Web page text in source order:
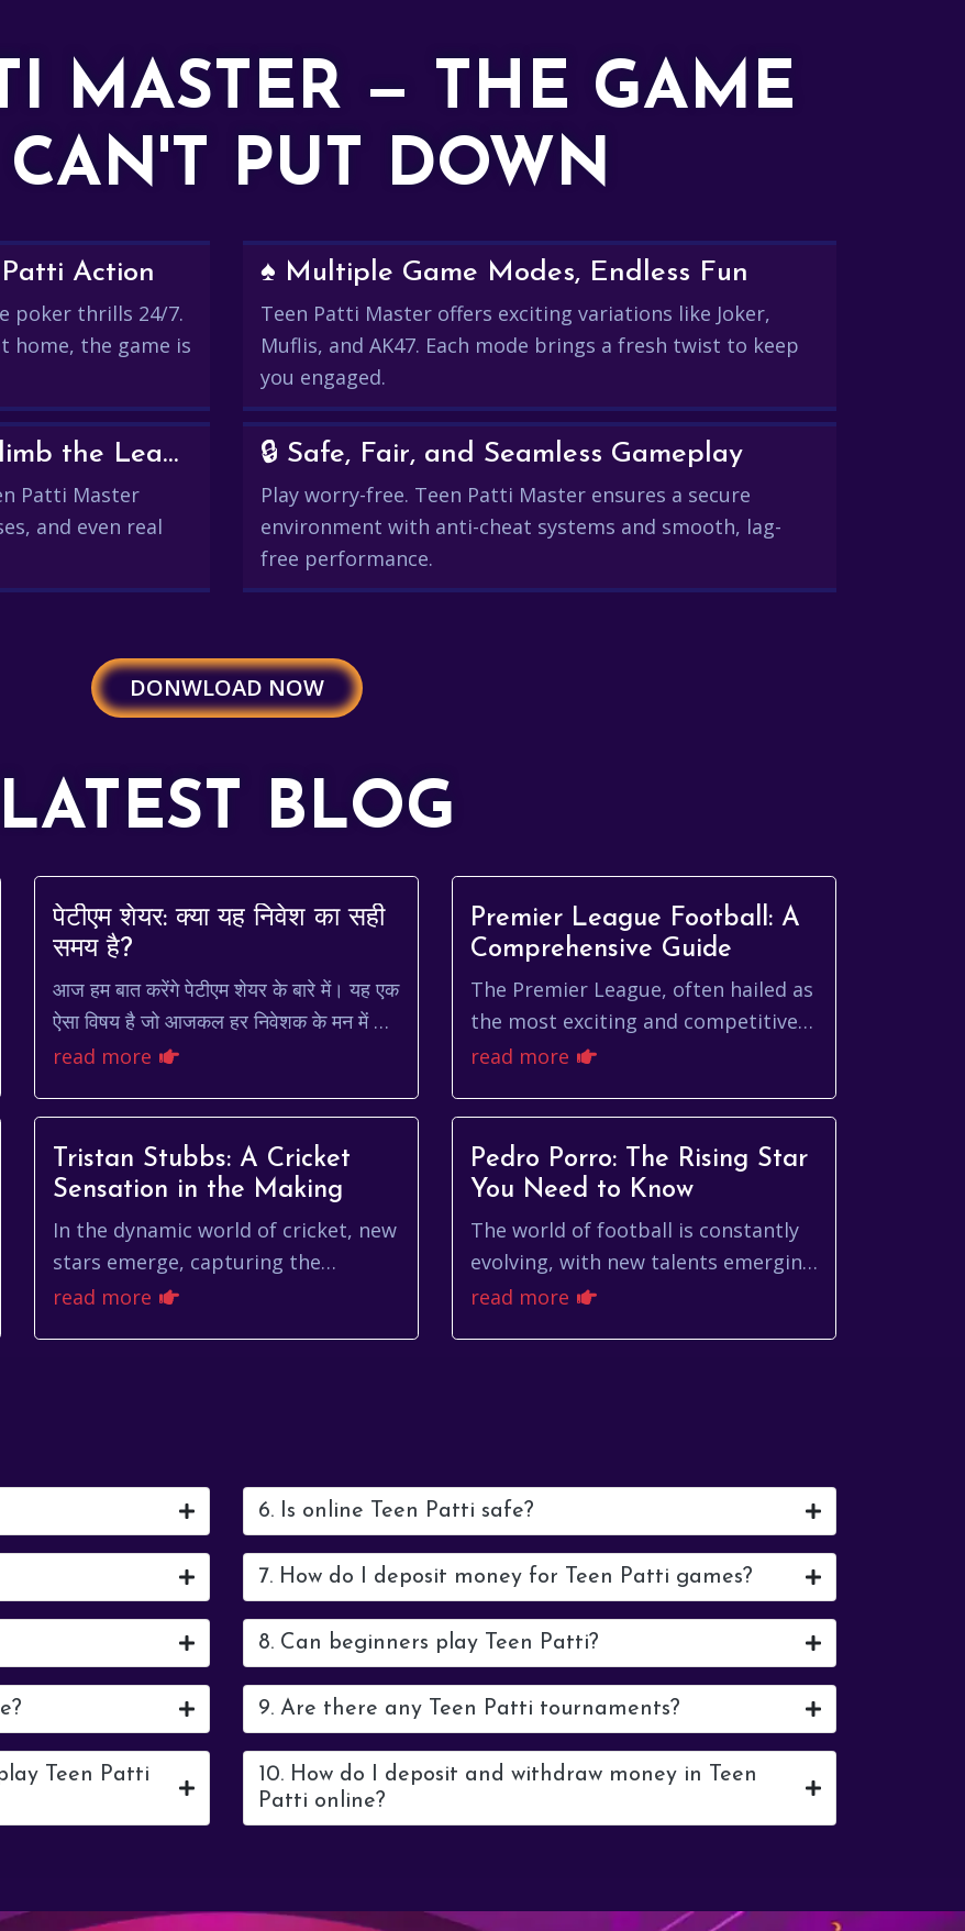
MASTER — THE GAME
PUT DOWN
Action
poker thrills 24/7.
home, the game is
♠️ Multiple Game Modes, Endless Fun
Teen Patti Master offers exciting variations like Joker,
Muflis, and AK47. Each mode brings a fresh twist to keep
you engaged.
💰 Win Real Rewards and Climb the Leaderboard
Patti Master
and even real
🔒 Safe, Fair, and Seamless Gameplay
Play worry-free. Teen Patti Master ensures a secure
environment with anti-cheat systems and smooth, lag-
free performance.
DONWLOAD NOW
LATEST BLOG
पेटीएम शेयर: क्या यह निवेश का सही
समय है?
आज हम बात करेंगे पेटीएम शेयर के बारे में। यह एक
ऐसा विषय है जो आजकल हर निवेशक के मन में घूम
रहा है। paytm share, एक ऐसा नाम जो
read more
Premier League Football: A
Comprehensive Guide
The Premier League, often hailed as
the most exciting and competitive
football league globally, captures
From nail...
read more
Tristan Stubbs: A Cricket
Sensation in the Making
In the dynamic world of cricket, new
stars emerge, capturing the
imagination of fans and pundits
read more
Pedro Porro: The Rising Star
You Need to Know
The world of football is constantly
evolving, with new talents emerging
and capturing the hearts of fans
read more
Teen Patti
6. Is online Teen Patti safe?
7. How do I deposit money for Teen Patti games?
8. Can beginners play Teen Patti?
9. Are there any Teen Patti tournaments?
10. How do I deposit and withdraw money in Teen
Patti online?